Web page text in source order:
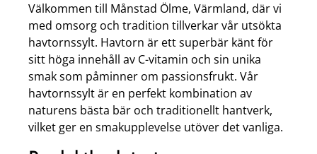
Välkommen till Månstad Ölme, Värmland, där vi
med omsorg och tradition tillverkar vår utsökta
havtornssylt. Havtorn är ett superbär känt för
sitt höga innehåll av C-vitamin och sin unika
smak som påminner om passionsfrukt. Vår
havtornssylt är en perfekt kombination av
naturens bästa bär och traditionellt hantverk,
vilket ger en smakupplevelse utöver det vanliga.